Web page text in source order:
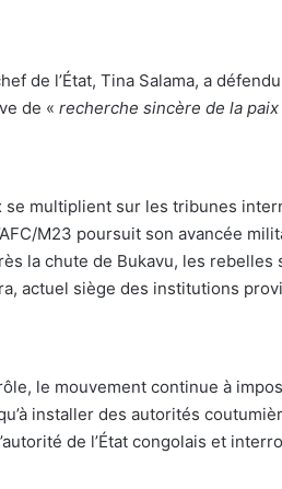
de l’État, Tina Salama, a
de « recherche sincère de la paix
se multiplient sur les tribunes
M23 poursuit son avancée
la chute de Bukavu, les
actuel siège des institutions
le mouvement continue à
installer des autorités
de l’État congolais et